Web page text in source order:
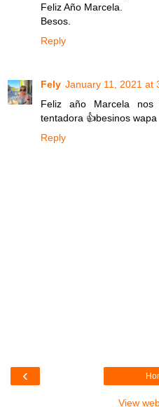
Feliz Año Marcela.
Besos.
Reply
Fely January 11, 2021 at
Feliz año Marcela
tentadora 👍besinos wapa
Reply
‹
View